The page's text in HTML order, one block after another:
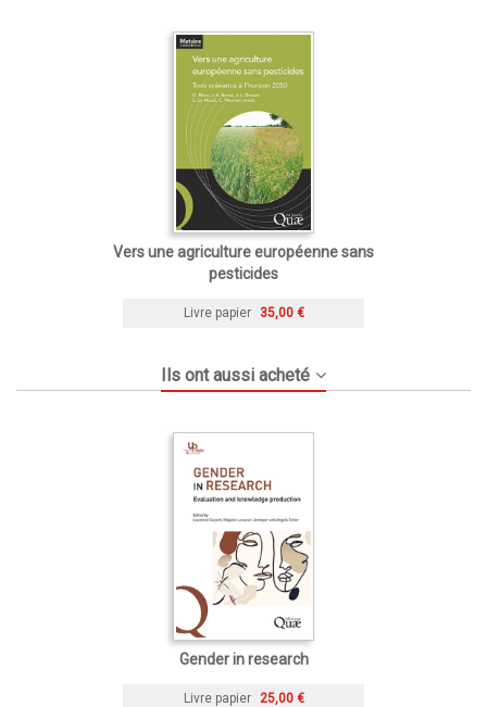
Vers une agriculture européenne sans
pesticides
Livre papier 35,00 €
Ils ont aussi acheté
Gender in research
Livre papier 25,00 €